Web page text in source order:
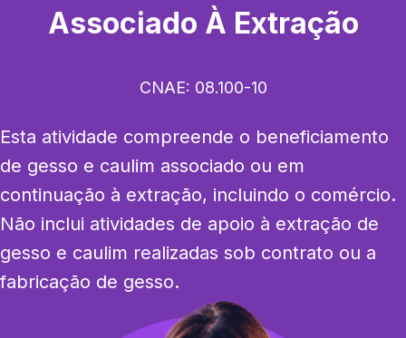
Associado À Extração
CNAE: 08.100-10
Esta atividade compreende o beneficiamento
de gesso e caulim associado ou em
continuação à extração, incluindo o comércio.
Não inclui atividades de apoio à extração de
gesso e caulim realizadas sob contrato ou a
fabricação de gesso.